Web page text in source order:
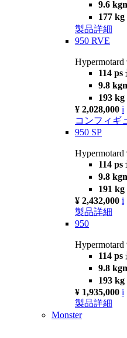
9.6
177 kg
製品詳細
950 RVE
Hypermotard
114 ps
9.8
193 kg
¥ 2,028,000 i
コンフィギ
950 SP
Hypermotard
114 ps
9.8
191 kg
¥ 2,432,000 i
製品詳細
950
Hypermotard
114 ps
9.8
193 kg
¥ 1,935,000 i
製品詳細
Monster